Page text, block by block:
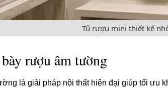
Tủ rượu mini thiết kế
rượu âm tường
là giải pháp nội thất hiện đại giúp tối ưu